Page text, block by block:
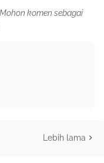
komen sebagai
Lebih lama